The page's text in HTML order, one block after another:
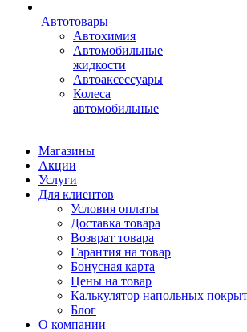
Автотовары
Автохимия
Автомобильные
жидкости
Автоаксессуары
Колеса
автомобильные
Магазины
Акции
Услуги
Для клиентов
Условия оплаты
Доставка товара
Возврат товара
Гарантия на товар
Бонусная карта
Цены на товар
Калькулятор напольных
Блог
О компании